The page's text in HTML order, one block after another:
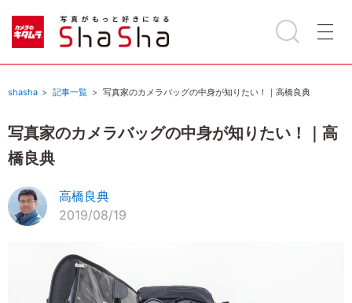
shasha 記事一覧 写真家のカメラバッグの中身が知りたい！｜高橋良典
写真家のカメラバッグの中身が知りたい！｜高
橋良典
高橋良典
2019/08/19